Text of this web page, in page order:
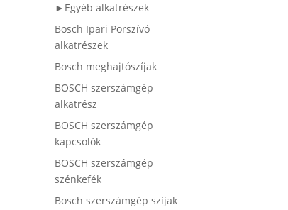
►Egyéb alkatrészek
Bosch Ipari Porszívó
alkatrészek
Bosch meghajtószíjak
BOSCH szerszámgép
alkatrész
BOSCH szerszámgép
kapcsolók
BOSCH szerszámgép
szénkefék
Bosch szerszámgép szíjak